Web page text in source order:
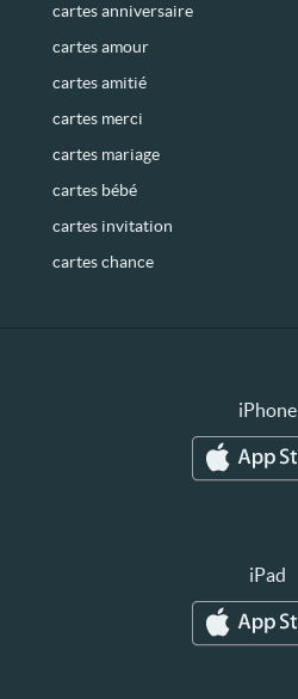
cartes anniversaire
cartes amour
cartes amitié
cartes merci
cartes mariage
cartes bébé
cartes invitation
cartes chance
iPhone
iPad